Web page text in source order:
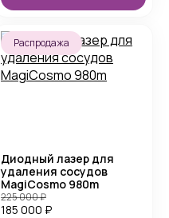
Распродажа
Диодный лазер для
удаления сосудов
MagiCosmo 980m
185 000 ₽
225 000₽